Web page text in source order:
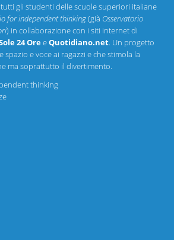
tutti gli studenti delle scuole superiori italiane
for independent thinking(già Osservatorio
) in collaborazione con i siti internet di
24 OreeQuotidiano.net. Un progetto
e voce ai ragazzi e che stimola la
ma soprattutto il divertimento.
thinking